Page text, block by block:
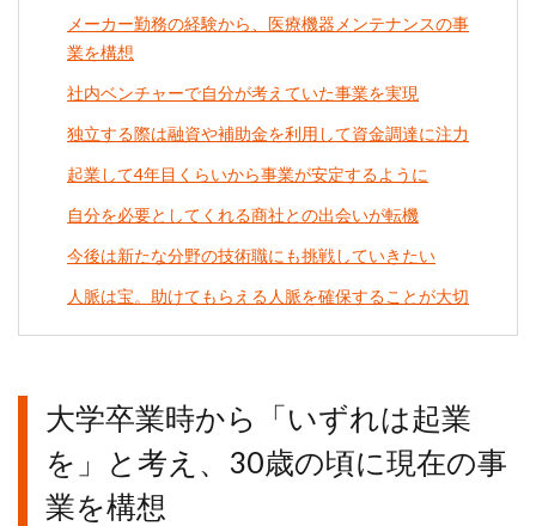
メーカー勤務の経験から、医療機器メンテナンスの事
業を構想
社内ベンチャーで自分が考えていた事業を実現
独立する際は融資や補助金を利用して資金調達に注力
起業して4年目くらいから事業が安定するように
自分を必要としてくれる商社との出会いが転機
今後は新たな分野の技術職にも挑戦していきたい
人脈は宝。助けてもらえる人脈を確保することが大切
大学卒業時から「いずれは起業
を」と考え、30歳の頃に現在の事
業を構想